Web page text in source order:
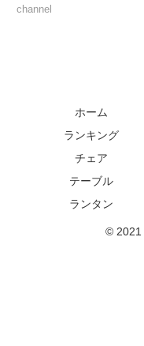
channel
ホーム
ランキング
チェア
テーブル
ランタン
© 2021